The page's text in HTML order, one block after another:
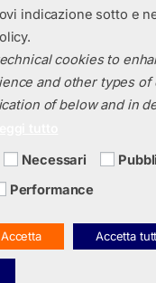
categoria
bisogno di un preventivo?
+39 0423 6326
indicazione sotto e
cookies to
and other types of
of below and in
Necessari
Performance
Accetta Accetta